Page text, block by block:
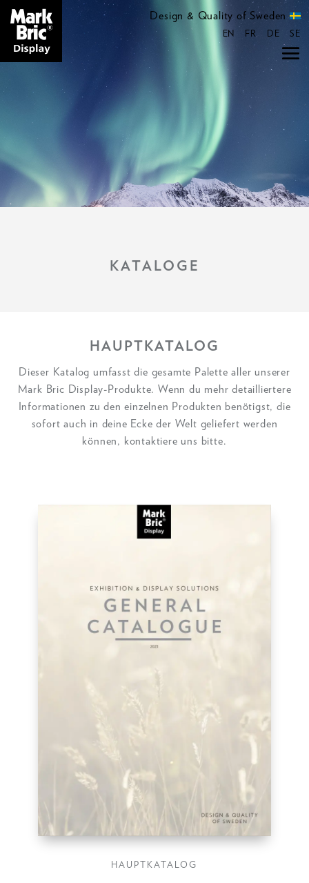
Design & Quality of Sweden
EN FR DE SE
KATALOGE
HAUPTKATALOG
Dieser Katalog umfasst die gesamte Palette aller unserer
Mark Bric Display-Produkte. Wenn du mehr detailliertere
Informationen zu den einzelnen Produkten benötigst, die
sofort auch in deine Ecke der Welt geliefert werden
können, kontaktiere uns bitte.
HAUPTKATALOG